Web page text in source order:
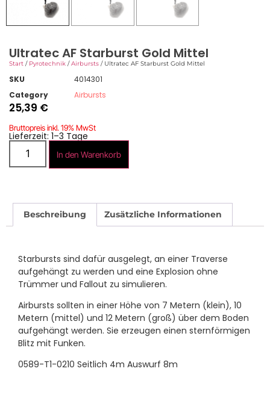
Ultratec AF Starburst Gold Mittel
Start / Pyrotechnik /Airbursts / Ultratec AF Starburst Gold Mittel
SKU
4014301
Category
Airbursts
25,39 €
Bruttopreis inkl. 19% MwSt
Lieferzeit: 1–3 Tage
In den Warenkorb
Beschreibung Zusätzliche Informationen
Starbursts sind dafür ausgelegt, an einer Traverse
aufgehängt zu werden und eine Explosion ohne
Trümmer und Fallout zu simulieren.
Airbursts sollten in einer Höhe von 7 Metern (klein), 10
Metern (mittel) und 12 Metern (groß) über dem Boden
aufgehängt werden. Sie erzeugen einen sternförmigen
Blitz mit Funken.
0589-T1-0210 Seitlich 4m Auswurf 8m